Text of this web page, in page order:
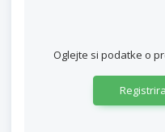
Oglejte si podatke o